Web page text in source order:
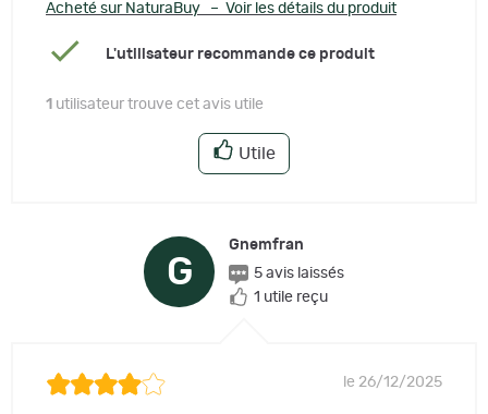
Acheté sur NaturaBuy – Voir les détails du produit
L'utilisateur recommande ce produit
1 utilisateur trouve cet avis utile
Utile
G
Gnemfran
5 avis laissés
1 utile reçu
le 26/12/2025